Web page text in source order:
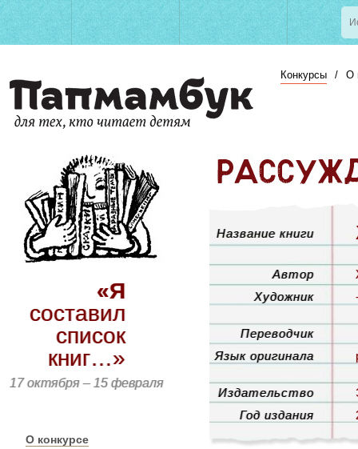
Конкурсы / О
«Я
составил
список
книг…»
17 октября – 15 февраля
О конкурсе
Название книги
Автор
Художник
Переводчик
Язык оригинала
Издательство
Год издания